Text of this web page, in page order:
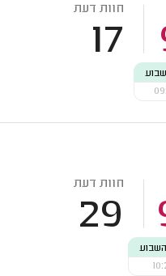
חוות דעת
17
חוות דעת
29